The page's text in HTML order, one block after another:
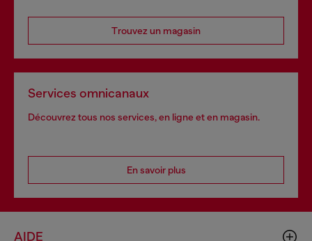
Trouvez un magasin
Services omnicanaux
Découvrez tous nos services, en ligne et en magasin.
En savoir plus
AIDE